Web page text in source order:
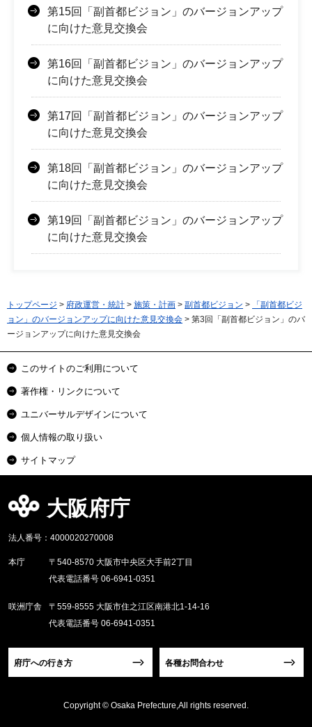
第15回「副首都ビジョン」のバージョンアップ
に向けた意見交換会
第16回「副首都ビジョン」のバージョンアップ
に向けた意見交換会
第17回「副首都ビジョン」のバージョンアップ
に向けた意見交換会
第18回「副首都ビジョン」のバージョンアップ
に向けた意見交換会
第19回「副首都ビジョン」のバージョンアップ
に向けた意見交換会
トップページ > 府政運営・統計 > 施策・計画 > 副首都ビジョン >
「副首都ビジ
ョン」のバージョンアップに向けた意見交換会 > 第3回「副首都ビジョン」のバ
ージョンアップに向けた意見交換会
このサイトのご利用について
著作権・リンクについて
ユニバーサルデザインについて
個人情報の取り扱い
サイトマップ
大阪府庁
法人番号：4000020270008
本庁
〒540-8570 大阪市中央区大手前2丁目
代表電話番号 06-6941-0351
咲洲庁舎
〒559-8555 大阪市住之江区南港北1-14-16
代表電話番号 06-6941-0351
府庁への行き方 各種お問合わせ
Copyright © Osaka Prefecture,All rights reserved.